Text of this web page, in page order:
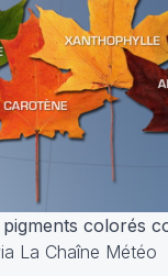
colorés
La Chaîne Météo